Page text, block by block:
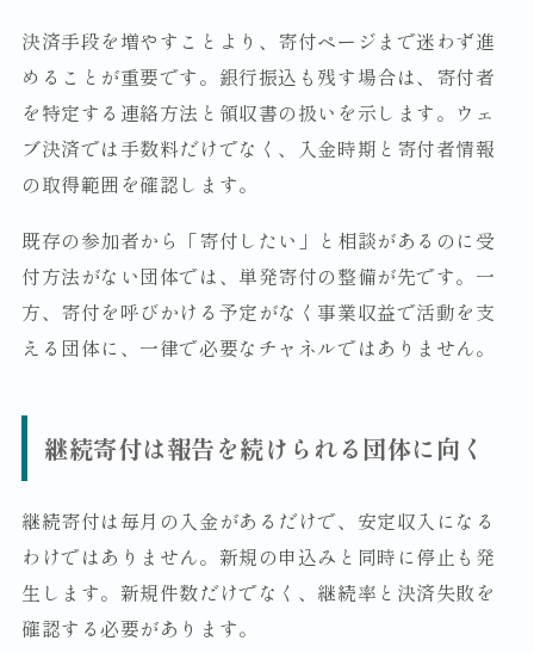
決済手段を増やすことより、寄付ページまで迷わず進
めることが重要です。銀行振込も残す場合は、寄付者
を特定する連絡方法と領収書の扱いを示します。ウェ
ブ決済では手数料だけでなく、入金時期と寄付者情報
の取得範囲を確認します。
既存の参加者から「寄付したい」と相談があるのに受
付方法がない団体では、単発寄付の整備が先です。一
方、寄付を呼びかける予定がなく事業収益で活動を支
える団体に、一律で必要なチャネルではありません。
継続寄付は報告を続けられる団体に向く
継続寄付は毎月の入金があるだけで、安定収入になる
わけではありません。新規の申込みと同時に停止も発
生します。新規件数だけでなく、継続率と決済失敗を
確認する必要があります。